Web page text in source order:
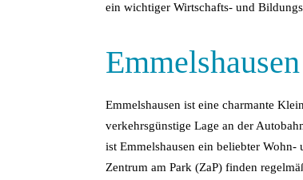
ein wichtiger Wirtschafts- und
Emmelshausen ist eine charmante
verkehrsgünstige Lage an der
ist Emmelshausen ein beliebter
Zentrum am Park (ZaP) finden